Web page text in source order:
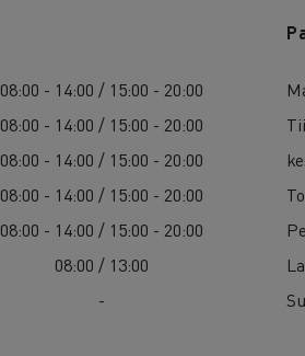
08:00 - 14:00 / 15:00 - 20:00
08:00 - 14:00 / 15:00 - 20:00
08:00 - 14:00 / 15:00 - 20:00
08:00 - 14:00 / 15:00 - 20:00
08:00 - 14:00 / 15:00 - 20:00
08:00 / 13:00
-